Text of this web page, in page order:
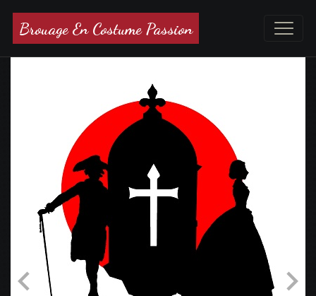
Brouage En Costume Passion